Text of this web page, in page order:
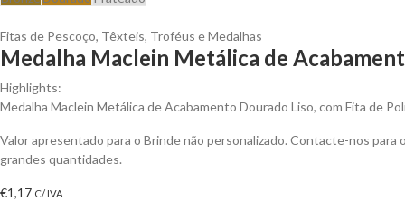
Fitas de Pescoço, Têxteis, Troféus e Medalhas
Medalha Maclein Metálica de
Highlights:
Medalha Maclein Metálica de Acabamento Dourado Liso, com Fita de
Valor apresentado para o Brinde não personalizado. Contacte-nos
grandes quantidades.
€1,17 C/ IVA